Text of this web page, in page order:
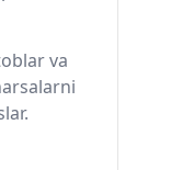
va